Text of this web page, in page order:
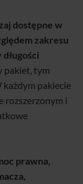
dostępne w
zakresu
pakiet, tym
każdym pakiecie
rozszerzonym i
prawna,